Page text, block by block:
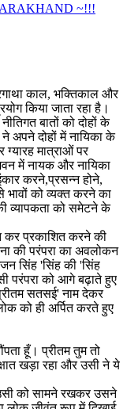
~!!!
काल, भक्तिकाल और
किया जाता रहा है।
बातों को दोहों के
अपने दोहों में नायिका के
मात्राओं पर
में नायक और नायिका
करने,प्रसन्न होने,
को व्यक्त करने का
व्यापकता को समेटने के
कर प्रकाशित करने की
की परंपरा का अवलोकन
सिंह 'सिंह की 'सिंह
परंपरा को आगे बढ़ाते हुए
सतसई' नाम देकर
को ही अर्पित करते हुए
हूँ। प्रीतम तुम तो
खड़ा रहा और उसी ने ये
को सामने रखकर उसने